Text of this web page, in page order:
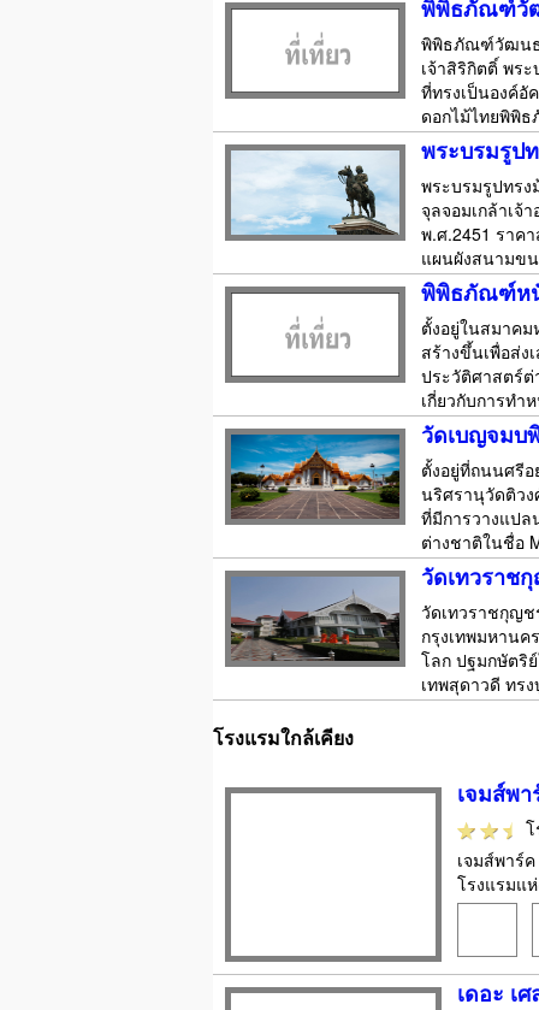
พิพิธภัณฑ์วั
พิพิธภัณฑ์วัฒนธ
เจ้าสิริกิตติ์ พร
ที่ทรงเป็นองค์
ดอกไม้ไทยพิพิ
พระบรมรูป
พระบรมรูปทร
จุลจอมเกล้าเจ้
พ.ศ.2451 ราค
แผนผังสนามข
พิพิธภัณฑ์ห
ตั้งอยู่ในสมาค
สร้างขึ้นเพื่อส่
ประวัติศาสตร์
เกี่ยวกับการทำ
วัดเบญจมบ
ตั้งอยู่ที่ถนนศรีอ
นริศรานุวัดติวง
ที่มีการวางแปล
ต่างชาติในชื่อ
วัดเทวราช
วัดเทวราชกุญช
กรุงเทพมหานค
โลก ปฐมกษัตริ
เทพสุดาวดี ทร
โรงแรมใกล้เคียง
เจมส์พา
เจมส์พาร์
โรงแรมแ
เดอะ เ